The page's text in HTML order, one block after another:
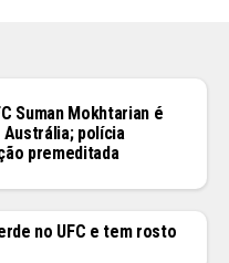
Suman Mokhtarian é
polícia
premeditada
no UFC e tem rosto